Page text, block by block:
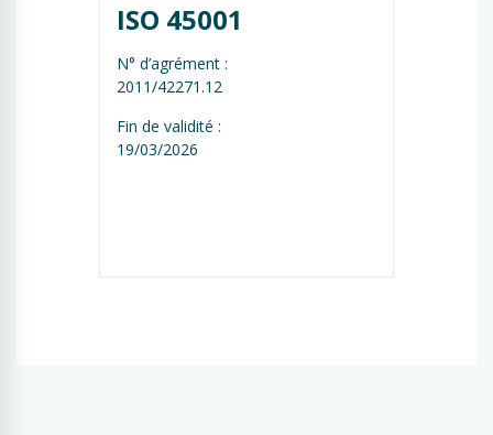
ISO 45001
N° d’agrément :
2011/42271.12
Fin de validité :
19/03/2026